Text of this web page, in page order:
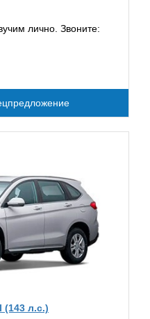
лично. Звоните:
(143 л.с.)